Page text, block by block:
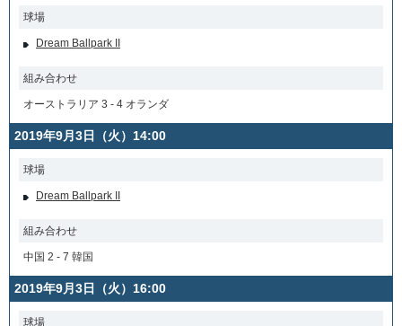
球場
Dream Ballpark II
組み合わせ
オーストラリア 3 - 4 オランダ
2019年9月3日（火）14:00
球場
Dream Ballpark II
組み合わせ
中国 2 - 7 韓国
2019年9月3日（火）16:00
球場